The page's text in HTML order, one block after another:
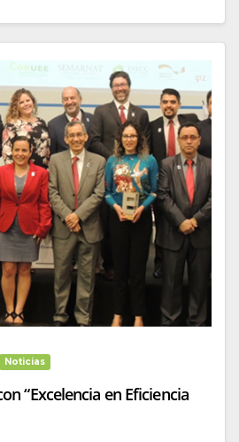
Noticias
“Excelencia en Eficiencia